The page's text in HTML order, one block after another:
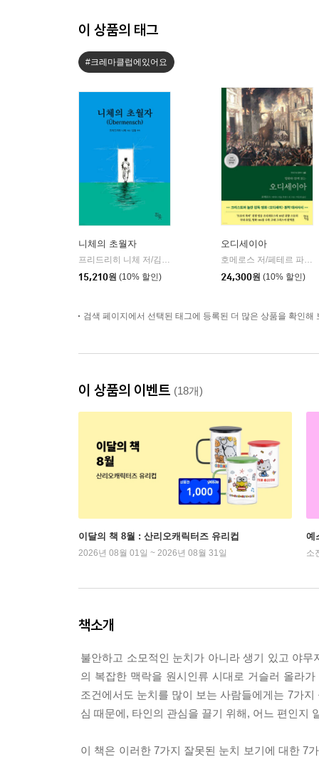
이 상품의 태그
#크레마클럽에있어요
니체의 초월자
프리드리히 니체 저/김철 편역
15,210원 (10% 할인)
오디세이아
호메로스 저/페테르 파울 루벤스 그림/박문재 역
24,300원 (10% 할인)
검색 페이지에서 선택된 태그에 등록된 더 많은 상품을 확인해
이 상품의 이벤트 (18개)
이달의 책 8월 : 산리오캐릭터즈 유리컵
2026년 08월 01일 ~ 2026년 08월 31일
예
소
책소개
불안하고 소모적인 눈치가 아니라 생기 있고 야
의 복잡한 맥락을 원시인류 시대로 거슬러 올라
조건에서도 눈치를 많이 보는 사람들에게는 7가
심 때문에, 타인의 관심을 끌기 위해, 어느 편인지
이 책은 이러한 7가지 잘못된 눈치 보기에 대한 7